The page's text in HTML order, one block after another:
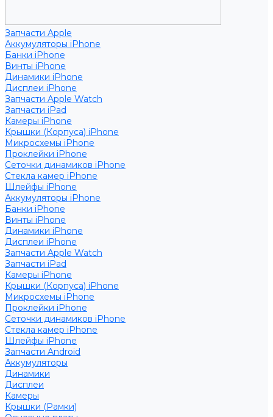
Запчасти Apple
Аккумуляторы iPhone
Банки iPhone
Винты iPhone
Динамики iPhone
Дисплеи iPhone
Запчасти Apple Watch
Запчасти iPad
Камеры iPhone
Крышки (Корпуса) iPhone
Микросхемы iPhone
Проклейки iPhone
Сеточки динамиков iPhone
Стекла камер iPhone
Шлейфы iPhone
Аккумуляторы iPhone
Банки iPhone
Винты iPhone
Динамики iPhone
Дисплеи iPhone
Запчасти Apple Watch
Запчасти iPad
Камеры iPhone
Крышки (Корпуса) iPhone
Микросхемы iPhone
Проклейки iPhone
Сеточки динамиков iPhone
Стекла камер iPhone
Шлейфы iPhone
Запчасти Android
Аккумуляторы
Динамики
Дисплеи
Камеры
Крышки (Рамки)